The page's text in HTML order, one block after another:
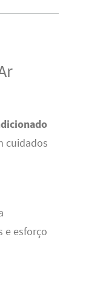
cuidados
e esforço